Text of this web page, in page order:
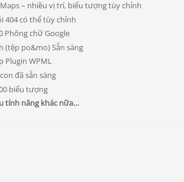
– nhiều vị trí, biểu tượng tùy chỉnh
404 có thể tùy chỉnh
Phông chữ Google
(tệp po&mo) Sẵn sàng
Plugin WPML
đã sẵn sàng
biểu tượng
tính năng khác nữa…